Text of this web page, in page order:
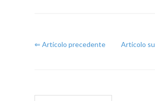
⇐ Articolo precedente Articolo